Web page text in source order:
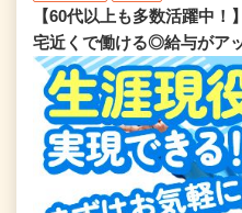
【60代以上も多数活躍中
宅近くで働ける◎給与がア